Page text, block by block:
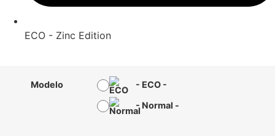
ECO - Zinc Edition
Modelo - ECO -
- Normal -